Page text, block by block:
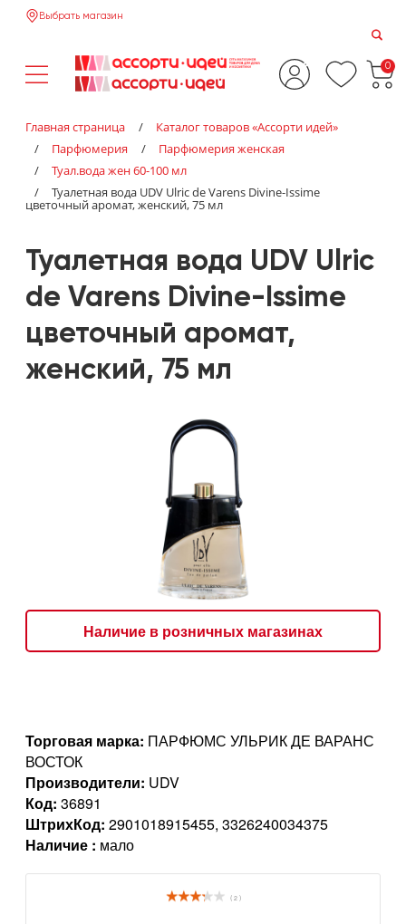
Выбрать магазин
0
Главная страница /
Каталог товаров «‎Ассорти идей»‎
/
Парфюмерия /
Парфюмерия женская
/
Туал.вода жен 60-100 мл
/
Туалетная вода UDV Ulric de Varens Divine-Issime
цветочный аромат, женский, 75 мл
Туалетная вода UDV Ulric
de Varens Divine-Issime
цветочный аромат,
женский, 75 мл
Наличие в розничных магазинах
Торговая марка: ПАРФЮМС УЛЬРИК ДЕ ВАРАНС
ВОСТОК
Производители: UDV
Код: 36891
ШтрихКод: 2901018915455, 3326240034375
Наличие : мало
( 2 )